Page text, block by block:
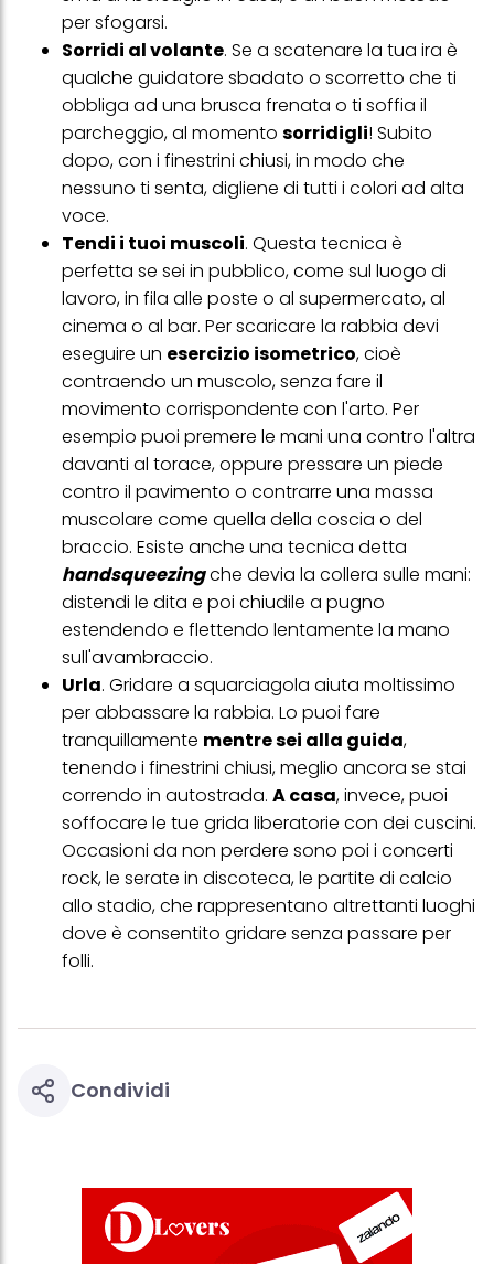
per sfogarsi.
Sorridi al volante. Se a scatenare la tua ira è
qualche guidatore sbadato o scorretto che ti
obbliga ad una brusca frenata o ti soffia il
parcheggio, al momento sorridigli! Subito
dopo, con i finestrini chiusi, in modo che
nessuno ti senta, digliene di tutti i colori ad alta
voce.
Tendi i tuoi muscoli. Questa tecnica è
perfetta se sei in pubblico, come sul luogo di
lavoro, in fila alle poste o al supermercato, al
cinema o al bar. Per scaricare la rabbia devi
eseguire un esercizio isometrico, cioè
contraendo un muscolo, senza fare il
movimento corrispondente con l'arto. Per
esempio puoi premere le mani una contro l'altra
davanti al torace, oppure pressare un piede
contro il pavimento o contrarre una massa
muscolare come quella della coscia o del
braccio. Esiste anche una tecnica detta
handsqueezingche devia la collera sulle mani:
distendi le dita e poi chiudile a pugno
estendendo e flettendo lentamente la mano
sull'avambraccio.
Urla. Gridare a squarciagola aiuta moltissimo
per abbassare la rabbia. Lo puoi fare
tranquillamente mentre sei alla guida,
tenendo i finestrini chiusi, meglio ancora se stai
correndo in autostrada. A casa, invece, puoi
soffocare le tue grida liberatorie con dei cuscini.
Occasioni da non perdere sono poi i concerti
rock, le serate in discoteca, le partite di calcio
allo stadio, che rappresentano altrettanti luoghi
dove è consentito gridare senza passare per
folli.
Condividi
alla tua famiglia, nonché per misurare e ottimizzare il successo
delle campagne pubblicitarie.
Puoi trovare maggiori informazioni sul trattamento dei tuoi dati
nella nostra Informativa sulla protezione dei dati collegata nel piè
di pagina (Sezione "Cookie, Pixel, Impronte digitali e tecnologie
simili"). Puoi revocare il tuo consenso in qualsiasi momento con
effetto per il futuro disabilitando i cookie sul nostro sito web nella
sezione "Impostazioni cookie" collegata nel piè di pagina. Per
ulteriori informazioni sui cookie utilizzati su questo sito Web, in
particolare sul loro periodo di conservazione, consultare le
informazioni dettagliate su ciascun cookie disponibili facendo
clic su "modifica" di seguito".
Se fai clic su "Modifica" potrai trovare maggiori informazioni sul
trattamento dei tuoi dati / sull'uso dei cookie e consentirli per uno o
più degli scopi sopra menzionati. Cliccando su "Accetta tutto",
acconsenti all'uso dei cookie e al trattamento dei tuoi dati
personali per tutte le finalità sopra indicate. Se fai clic su "Rifiuta",
verranno utilizzati solo i cookie tecnicamente necessari per fornirti
questo sito web.